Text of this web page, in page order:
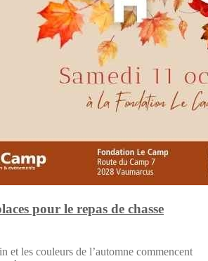
pour le repas de chasse
et les couleurs de l’automne commencent